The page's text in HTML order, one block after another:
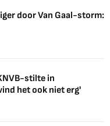
door Van Gaal-storm:
stilte in
het ook niet erg'